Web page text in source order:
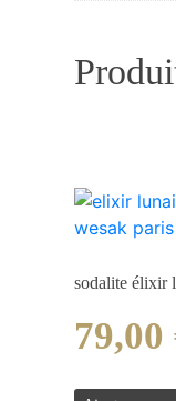
sodalite élixir
79,00